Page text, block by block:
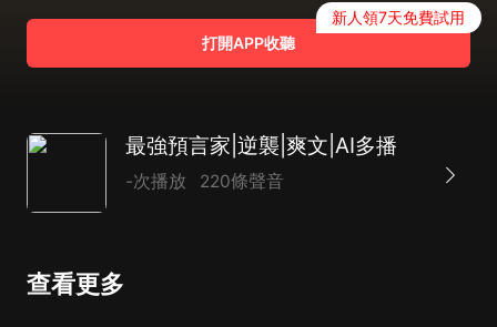
打開APP收聽
新人領7天免費試用
最強預言家|逆襲|爽文|AI多播
-次播放 220條聲音
查看更多